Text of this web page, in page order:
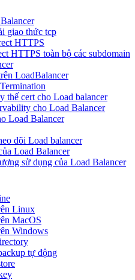
giao thức tcp
HTTPS
HTTPS toàn bộ các subdomain
LoadBalancer
thế cert cho Load balancer
cho Load Balancer
Load Balancer
dõi Load balancer
Load Balancer
sử dụng của Load Balancer
Linux
MacOS
Windows
tự động